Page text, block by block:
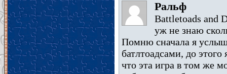
Ральф
Battletoads and
уж не знаю
Помню сначала я
батлтоадсами, до
что эта игра в том же